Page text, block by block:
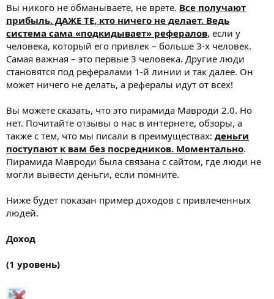
Вы никого не обманываете, не врете. Все получают
прибыль. ДАЖЕ ТЕ, кто ничего не делает. Ведь
система сама «подкидывает» рефералов, если у
человека, который его привлек – больше 3-х человек.
Самая важная – это первые 3 человека. Другие люди
становятся под рефералами 1-й линии и так далее. Он
может ничего не делать, а рефералы идут от всех!
Вы можете сказать, что это пирамида Мавроди 2.0. Но
нет. Почитайте отзывы о нас в интернете, обзоры, а
также с тем, что мы писали в преимуществах: деньги
поступают к вам без посредников. Моментально.
Пирамида Мавроди была связана с сайтом, где люди не
могли вывести деньги, если помните.
Ниже будет показан пример доходов с привлеченных
людей.
Доход
(1 уровень)